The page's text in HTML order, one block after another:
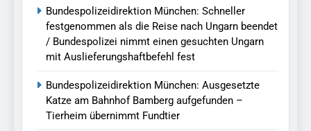
Bundespolizeidirektion München: Schneller
festgenommen als die Reise nach Ungarn beendet
/ Bundespolizei nimmt einen gesuchten Ungarn
mit Auslieferungshaftbefehl fest
Bundespolizeidirektion München: Ausgesetzte
Katze am Bahnhof Bamberg aufgefunden –
Tierheim übernimmt Fundtier